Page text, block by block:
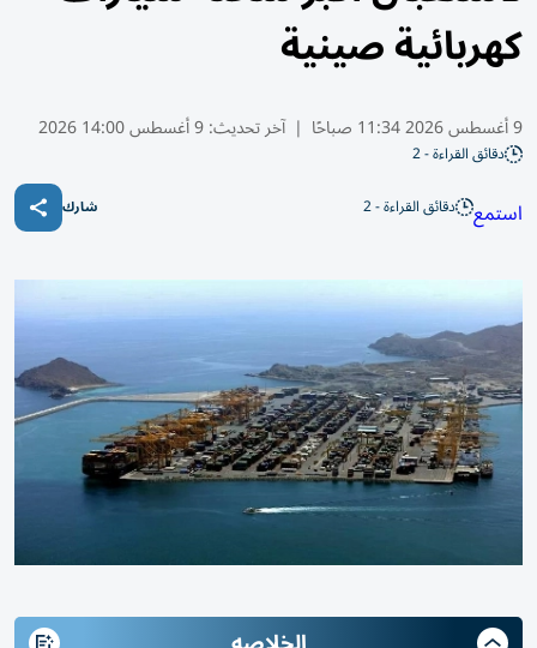
كهربائية صينية
9 أغسطس 2026 11:34 صباحًا | آخر تحديث:9 أغسطس 14:00 2026
دقائق القراءة - 2
استمع دقائق القراءة - 2 شارك